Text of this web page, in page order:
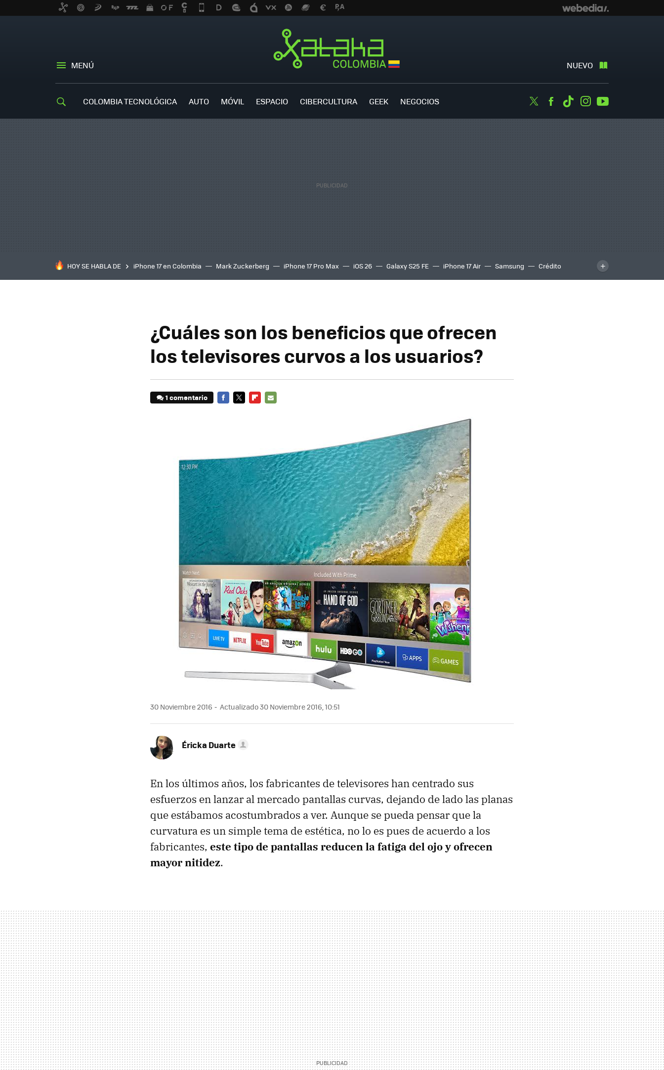
MENÚ NUEVO
COLOMBIA TECNOLÓGICA AUTO MÓVIL ESPACIO CIBERCULTURA GEEK NEGOCIOS TwitterFacebook
TiktokInstagram
HOY SE HABLA DE iPhone 17 en Colombia Mark Zuckerberg iPhone 17 Pro Max iOS 26 Galaxy S25 FE iPhone 17 Air Samsung
Crédito
inteligente
IA TCL C8K
¿Cuáles son los beneficios que ofrecen
los televisores curvos a los usuarios?
1 comentario
30 Noviembre 2016 Actualizado 30 Noviembre 2016, 10:51
Éricka Duarte
En los últimos años, los fabricantes de televisores han centrado sus
esfuerzos en lanzar al mercado pantallas curvas, dejando de lado las planas
que estábamos acostumbrados a ver. Aunque se pueda pensar que la
curvatura es un simple tema de estética, no lo es pues de acuerdo a los
fabricantes, este tipo de pantallas reducen la fatiga del ojo y ofrecen
mayor nitidez.